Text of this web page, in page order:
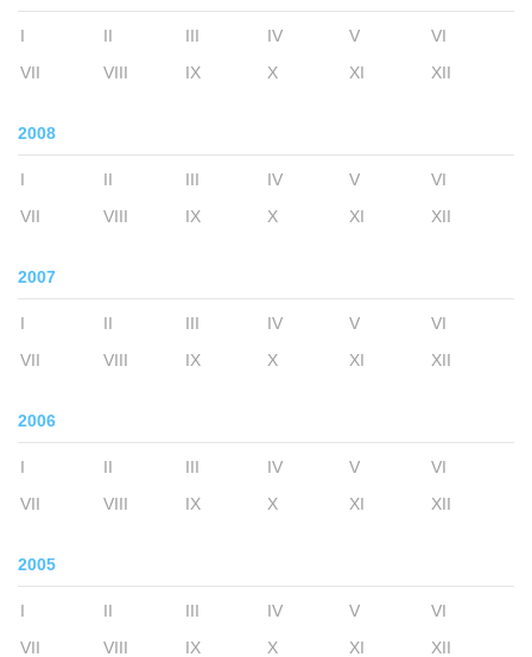
I II III IV V
VI
VII
VIII IX X XI XII
2008
I II III IV V
VI
VII
VIII IX X XI XII
2007
I II III IV V
VI
VII
VIII IX X XI XII
2006
I II III IV V
VI
VII
VIII IX X XI XII
2005
I II III IV V
VI
VII
VIII IX X XI XII